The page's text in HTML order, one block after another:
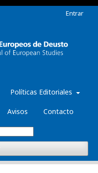
Políticas Editoriales
Avisos Contacto
Entrar